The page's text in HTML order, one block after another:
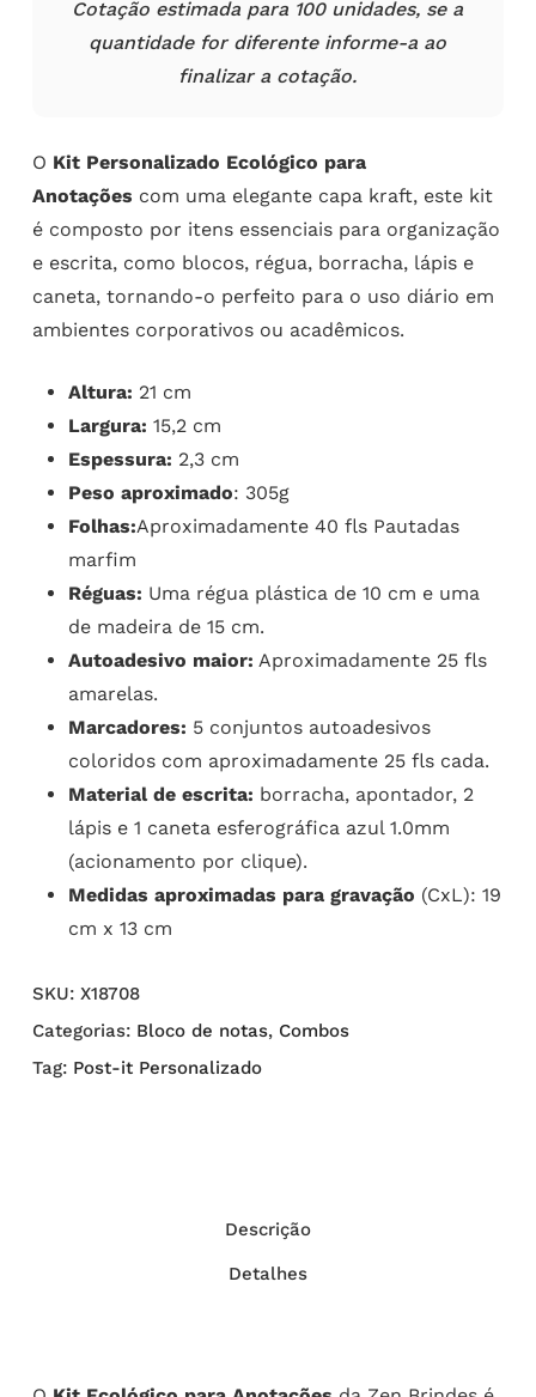
Cotação estimada para 100 unidades, se a
quantidade for diferente informe-a ao
finalizar a cotação.
O Kit Personalizado Ecológico para
Anotações com uma elegante capa kraft, este kit
é composto por itens essenciais para organização
e escrita, como blocos, régua, borracha, lápis e
caneta, tornando-o perfeito para o uso diário em
ambientes corporativos ou acadêmicos.
Altura: 21 cm
Largura: 15,2 cm
Espessura: 2,3 cm
Peso aproximado: 305g
Folhas:Aproximadamente 40 fls Pautadas
marfim
Réguas: Uma régua plástica de 10 cm e uma
de madeira de 15 cm.
Autoadesivo maior: Aproximadamente 25 fls
amarelas.
Marcadores: 5 conjuntos autoadesivos
coloridos com aproximadamente 25 fls cada.
Material de escrita: borracha, apontador, 2
lápis e 1 caneta esferográfica azul 1.0mm
(acionamento por clique).
Medidas aproximadas para gravação (CxL): 19
cm x 13 cm
SKU: X18708
Categorias: Bloco de notas, Combos
Tag: Post-it Personalizado
Descrição
Detalhes